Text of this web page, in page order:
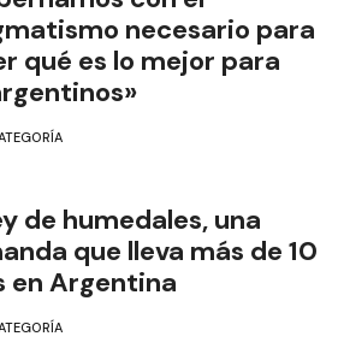
Fernández:
con el
necesario para
qué es lo mejor para
de humedales, una
que lleva más de 10
en Argentina